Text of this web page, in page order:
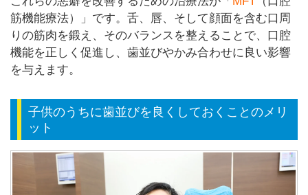
筋機能療法）」です。舌、唇、そして顔面を含む口周
りの筋肉を鍛え、そのバランスを整えることで、口腔
機能を正しく促進し、歯並びやかみ合わせに良い影響
を与えます。
子供のうちに歯並びを良くしておくことのメリ
ット